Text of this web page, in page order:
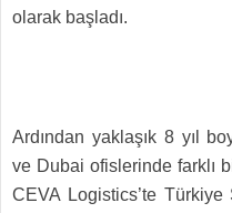
olarak başladı.
Ardından yaklaşık 8 yıl
ve Dubai ofislerinde farklı
CEVA Logistics’te Türkiye